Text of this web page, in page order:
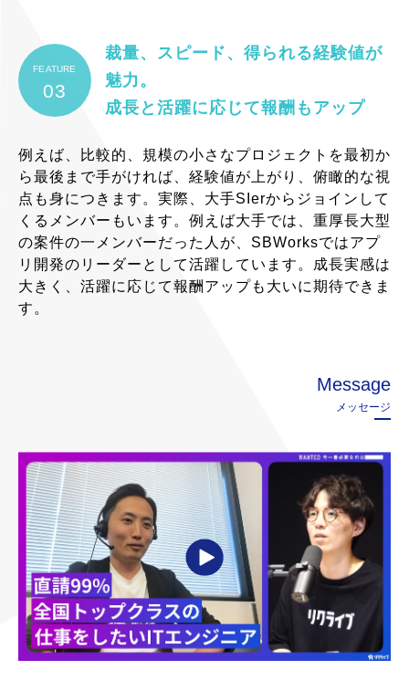
FEATURE
03
裁量、スピード、得られる経験値が
魅力。
成長と活躍に応じて報酬もアップ
例えば、比較的、規模の小さなプロジェクトを最初か
ら最後まで手がければ、経験値が上がり、俯瞰的な視
点も身につきます。実際、大手SIerからジョインして
くるメンバーもいます。例えば大手では、重厚長大型
の案件の一メンバーだった人が、SBWorksではアプ
リ開発のリーダーとして活躍しています。成長実感は
大きく、活躍に応じて報酬アップも大いに期待できま
す。
Message
メッセージ